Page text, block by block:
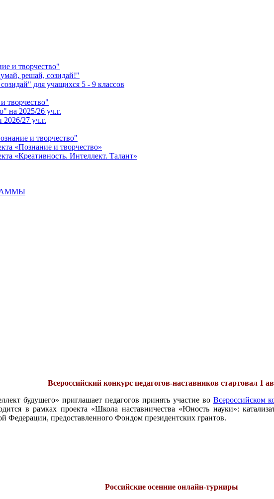
и творчество"
решай, созидай!"
для учащихся 5 - 9 классов
творчество"
на 2025/26 уч.г.
2026/27 уч.г.
и творчество"
«Познание и творчество»
«Креативность. Интеллект. Талант»
Всероссийский конкурс педагогов-наставников стартовал 1
будущего» приглашает педагогов принять участие во Всероссийском
в рамках проекта «Школа наставничества «Юность науки»:
Федерации, предоставленного Фондом президентских грантов.
Российские осенние онлайн-турниры